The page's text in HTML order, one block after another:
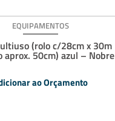
EQUIPAMENTOS
(rolo c/28cm x 30m
aprox. 50cm) azul – Nobre
ao Orçamento